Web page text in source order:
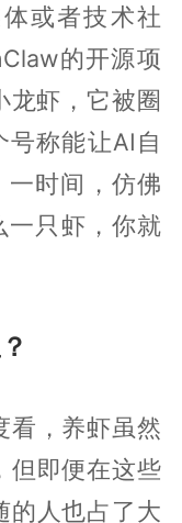
或者技术社
的开源项
龙虾，它被圈
号称能让AI自
时间，仿佛
一只虾，你就
看，养虾虽然
但即便在这些
的人也占了大